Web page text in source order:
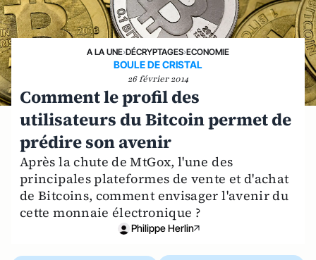
A LA UNE›DÉCRYPTAGES›ECONOMIE
BOULE DE CRISTAL
26 février 2014
Comment le profil des
utilisateurs du Bitcoin permet de
prédire son avenir
Après la chute de MtGox, l'une des
principales plateformes de vente et d'achat
de Bitcoins, comment envisager l'avenir du
cette monnaie électronique ?
Philippe Herlin